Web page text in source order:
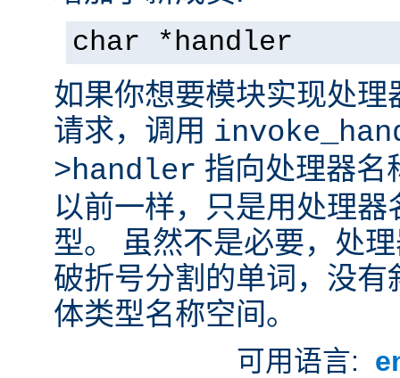
char *handler
如果你想要模块实现处
请求，调用
>handler 指向处理器名
以前一样，只是用处理
型。 虽然不是必要，处
破折号分割的单词，没
体类型名称空间。
可用语言: